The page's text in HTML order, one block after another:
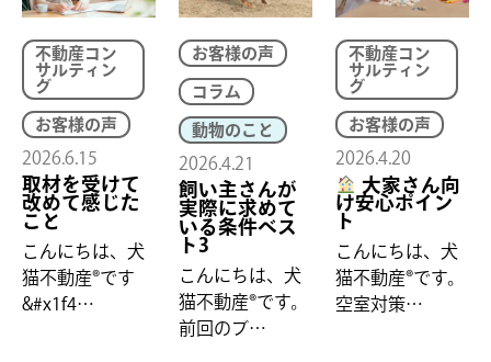
不動産コン
サルティン
グ
お客様の声
2026.6.15
取材を受けて
改めて感じた
こと
こんにちは、犬
猫不動産®です
&#x1f4…
お客様の声
コラム
動物のこと
2026.4.21
飼い主さんが
実際に求めて
いる条件ベス
ト3
こんにちは、犬
猫不動産®です。
前回のブ…
不動産コン
サルティン
グ
お客様の声
2026.4.20
大家さん向
け安心ポイン
ト
こんにちは、犬
猫不動産®です。
空室対策…